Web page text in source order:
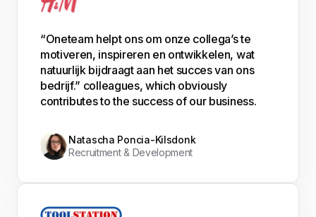
“Oneteam helpt ons om onze collega’s te
motiveren, inspireren en ontwikkelen, wat
natuurlijk bijdraagt aan het succes van ons
bedrijf.” colleagues, which obviously
contributes to the success of our business.
Natascha Poncia-Kilsdonk
Recruitment & Development